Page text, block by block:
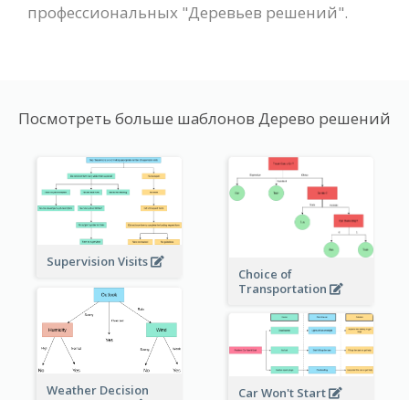
профессиональных "Деревьев решений".
Посмотреть больше шаблонов Дерево решений
Supervision Visits
Choice of
Transportation
Weather Decision
Car Won't Start